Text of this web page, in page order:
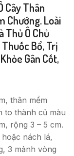
Cây Thân
Chướng. Loài
Thủ Ô Chủ
Bổ, Trị
Gân Cốt,
thân mềm
to thành củ màu
rộng 3 – 5 cm.
nách lá,
3 mảnh vòng